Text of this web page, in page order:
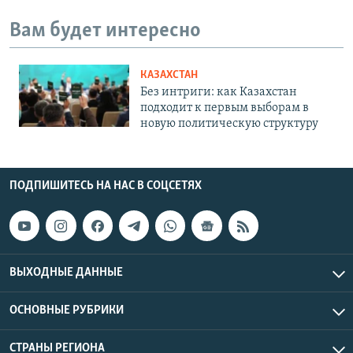
Вам будет интересно
КАЗАХСТАН
Без интриги: как Казахстан
подходит к первым выборам в
новую политическую структуру
ПОДПИШИТЕСЬ НА НАС В СОЦСЕТЯХ
ВЫХОДНЫЕ ДАННЫЕ
ОСНОВНЫЕ РУБРИКИ
СТРАНЫ РЕГИОНА